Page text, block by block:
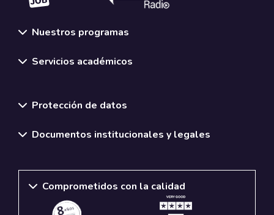
Nuestros programas
Servicios académicos
Protección de datos
Documentos institucionales y legales
Comprometidos con la calidad